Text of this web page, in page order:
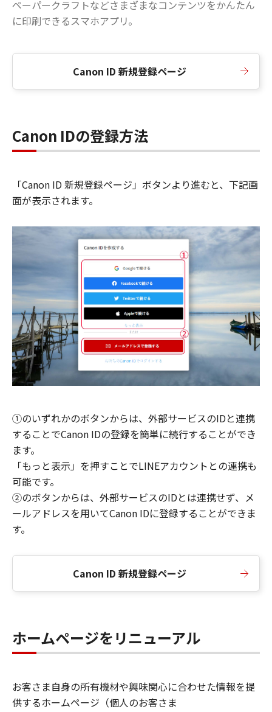
ペーパークラフトなどさまざまなコンテンツをかんたん
に印刷できるスマホアプリ。
Canon ID 新規登録ページ
Canon IDの登録方法
「Canon ID 新規登録ページ」ボタンより進むと、下記画
面が表示されます。
①のいずれかのボタンからは、外部サービスのIDと連携
することでCanon IDの登録を簡単に続行することができ
ます。
「もっと表示」を押すことでLINEアカウントとの連携も
可能です。
②のボタンからは、外部サービスのIDとは連携せず、メ
ールアドレスを用いてCanon IDに登録することができま
す。
Canon ID 新規登録ページ
ホームページをリニューアル
お客さま自身の所有機材や興味関心に合わせた情報を提
供するホームページ（個人のお客さま